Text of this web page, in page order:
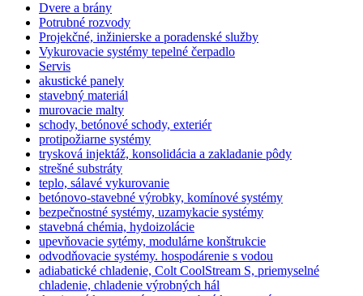
Dvere a brány
Potrubné rozvody
Projekčné, inžinierske a poradenské služby
Vykurovacie systémy tepelné čerpadlo
Servis
akustické panely
stavebný materiál
murovacie malty
schody, betónové schody, exteriér
protipožiarne systémy
trysková injektáž, konsolidácia a zakladanie pôdy
strešné substráty
teplo, sálavé vykurovanie
betónovo-stavebné výrobky, komínové systémy
bezpečnostné systémy, uzamykacie systémy
stavebná chémia, hydoizolácie
upevňovacie sytémy, modulárne konštrukcie
odvodňovacie systémy. hospodárenie s vodou
adiabatické chladenie, Colt CoolStream S, priemyselné
chladenie, chladenie výrobných hál